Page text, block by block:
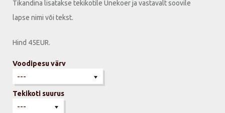
Tikandina lisatakse tekikotile Unekoer ja vastavalt soovile
lapse nimi või tekst.
Hind 45EUR.
Voodipesu värv
Tekikoti suurus